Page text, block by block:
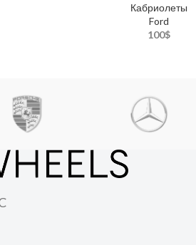
Кабриолеты
Ford
100$